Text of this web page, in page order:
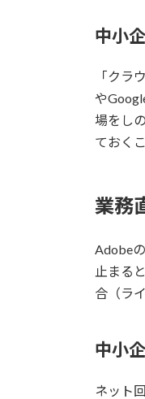
中小
「クラ
や
場をし
ておくこ
業務
Adobe
止まる
合（ラ
中小
ネット